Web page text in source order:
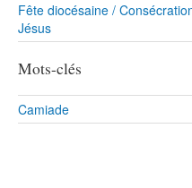
Fête diocésaine /
Jésus
Mots-clés
Camiade